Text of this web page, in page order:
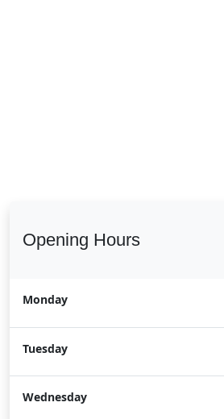
Opening Hours
Monday
Tuesday
Wednesday